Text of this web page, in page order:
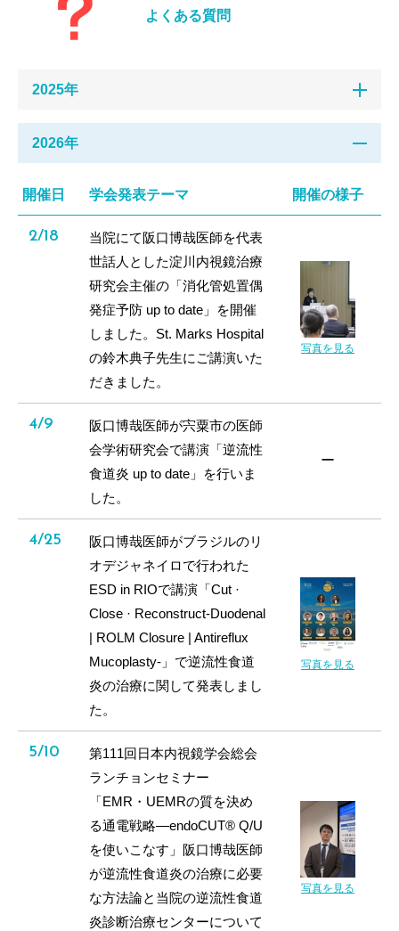
よくある質問
2025年
2026年
開催日 学会発表テーマ 開催の様子
2/18
当院にて阪口博哉医師を代表
世話人とした淀川内視鏡治療
研究会主催の「消化管処置偶
発症予防 up to date」を開催
しました。St. Marks Hospital
の鈴木典子先生にご講演いた
だきました。
写真を見る
4/9
阪口博哉医師が宍粟市の医師
会学術研究会で講演「逆流性
食道炎 up to date」を行いま
した。
ー
4/25
阪口博哉医師がブラジルのリ
オデジャネイロで行われた
ESD in RIOで講演「Cut ·
Close · Reconstruct-Duodenal
| ROLM Closure | Antireflux
Mucoplasty-」で逆流性食道
炎の治療に関して発表しまし
た。
写真を見る
5/10
第111回日本内視鏡学会総会
ランチョンセミナー
「EMR・UEMRの質を決め
る通電戦略―endoCUT® Q/U
を使いこなす」阪口博哉医師
が逆流性食道炎の治療に必要
な方法論と当院の逆流性食道
炎診断治療センターについて
写真を見る